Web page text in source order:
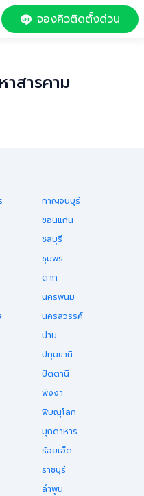
จองคิวติดตั้งด่วน
าสารคาม
กาญจนบุรี
ขอนแก่น
ชลบุรี
ชุมพร
ตาก
นครพนม
นครสวรรค์
น่าน
ปทุมธานี
ปัตตานี
พังงา
พิษณุโลก
มุกดาหาร
ร้อยเอ็ด
ราชบุรี
ลำพูน